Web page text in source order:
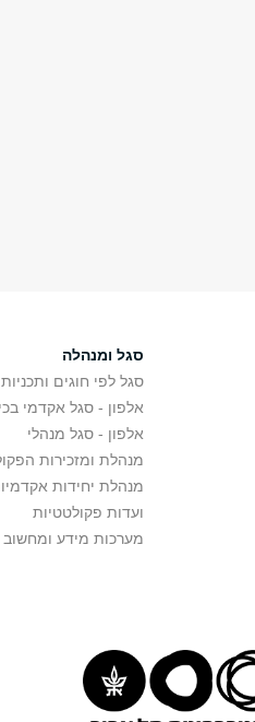
סגל ומנהלה
סגל לפי חוגים ותכניות
אלפון - סגל אקדמי
אלפון - סגל מנהלי
מנהלת ומזכירות
מנהלת יחידות
ועדות פקולטטיות
מערכות מידע ומחשוב